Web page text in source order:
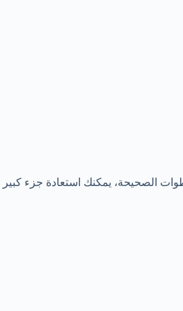
الصحيحة، يمكنك استعادة جزء كبير